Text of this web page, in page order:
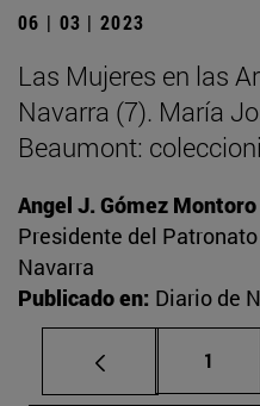
06 | 03 | 2023
Las Mujeres en las
Navarra (7). María
Beaumont:
Angel J. Gómez Montoro
Presidente del
Navarra
Publicado en: Diario de
Página
1